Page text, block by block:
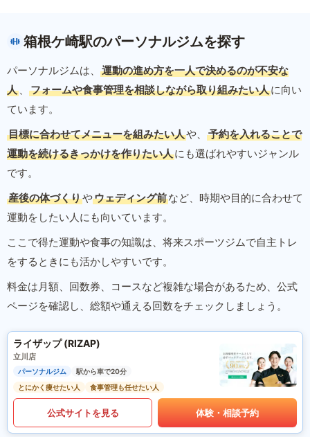
箱根ケ崎駅のパーソナルジムを探す
パーソナルジムは、
運動の進め方を一人で決めるのが不安な
人 、 フォームや食事管理を相談しながら取り組みたい人に向い
ています。
目標に合わせてメニューを組みたい人や、
予約を入れることで
運動を続けるきっかけを作りたい人にも選ばれやすいジャンル
です。
産後の体づくりやウェディング前など、時期や目的に合わせて
運動をしたい人にも向いています。
ここで得た運動や食事の知識は、将来スポーツジムで自主トレ
をするときにも活かしやすいです。
料金は月額、回数券、コースなど複雑な場合があるため、公式
ページを確認し、総額や通える回数をチェックしましょう。
ライザップ (RIZAP)
立川店
パーソナルジム
駅から車で20分
とにかく痩せたい人
食事管理も任せたい人
公式サイトを見る 体験・相談予約